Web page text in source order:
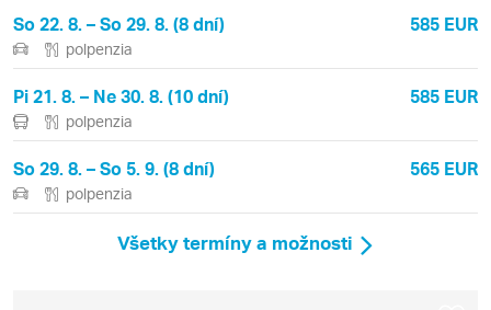
So 22. 8. – So 29. 8. (8 dní) 585 EUR
polpenzia
Pi 21. 8. – Ne 30. 8. (10 dní) 585 EUR
polpenzia
So 29. 8. – So 5. 9. (8 dní) 565 EUR
polpenzia
Všetky termíny a možnosti